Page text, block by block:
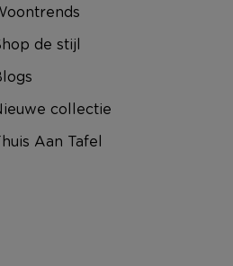
de stijl
collectie
Aan Tafel